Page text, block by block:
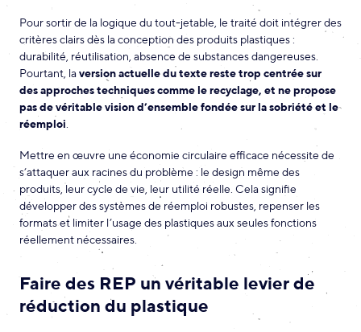
Pour sortir de la logique du tout-jetable, le traité doit intégrer des
critères clairs dès la conception des produits plastiques :
durabilité, réutilisation, absence de substances dangereuses.
Pourtant, laversion actuelle du texte reste trop centrée sur
des approches techniques comme le recyclage, et ne propose
pas de véritable vision d’ensemble fondée sur la sobriété et le
réemploi.
Mettre en œuvre une économie circulaire efficace nécessite de
s’attaquer aux racines du problème : le design même des
produits, leur cycle de vie, leur utilité réelle. Cela signifie
développer des systèmes de réemploi robustes, repenser les
formats et limiter l’usage des plastiques aux seules fonctions
réellement nécessaires.
Faire des REP un véritable levier de
réduction du plastique